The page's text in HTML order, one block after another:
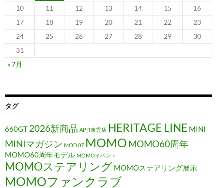
10
11 12 13 14 15
16
17
18 19 20 21 22
23
24
25 26 27 28 29
30
31
« 7月
タグ
660GT 2026新商品 APIT東雲店 HERITAGE LINE MINI
MINIマガジン MOD.07 MOMO MOMO60周年
MOMO60周年モデル MOMOイベント
MOMOステアリング MOMOステアリング展示
MOMOファンクラブ